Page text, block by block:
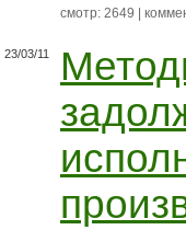
смотр: 2649 |
23/03/11